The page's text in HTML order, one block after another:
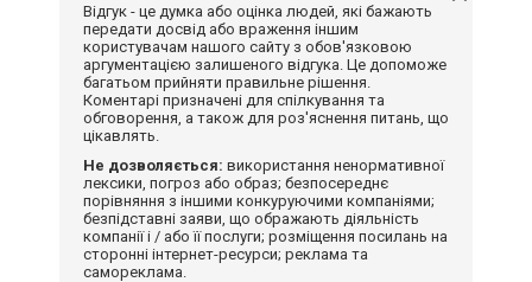
Відгук - це думка або оцінка людей, які бажають
передати досвід або враження іншим
користувачам нашого сайту з обов'язковою
аргументацією залишеного відгука. Це допоможе
багатьом прийняти правильне рішення.
Коментарі призначені для спілкування та
обговорення, а також для роз'яснення питань, що
цікавлять.
Не дозволяється: використання ненормативної
лексики, погроз або образ; безпосереднє
порівняння з іншими конкуруючими компаніями;
безпідставні заяви, що ображають діяльність
компанії і / або її послуги; розміщення посилань на
сторонні інтернет-ресурси; реклама та
самореклама.